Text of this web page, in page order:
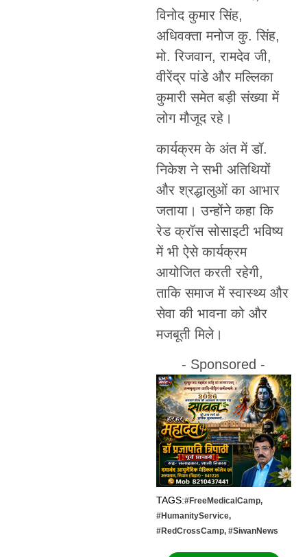
विनोद कुमार सिंह,
अधिवक्ता मनोज कु. सिंह,
मो. रिजवान, रामदेव जी,
वीरेंद्र पांडे और मल्लिका
कुमारी समेत बड़ी संख्या में
लोग मौजूद रहे।
कार्यक्रम के अंत में डॉ.
निकेश ने सभी अतिथियों
और श्रद्धालुओं का आभार
जताया। उन्होंने कहा कि
रेड क्रॉस सोसाइटी भविष्य
में भी ऐसे कार्यक्रम
आयोजित करती रहेगी,
ताकि समाज में स्वास्थ्य और
सेवा की भावना को और
मजबूती मिले।
- Sponsored -
TAGS:#FreeMedicalCamp,
#HumanityService,
#RedCrossCamp, #SiwanNews